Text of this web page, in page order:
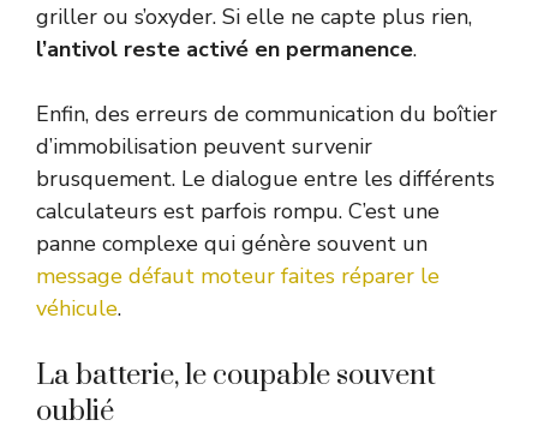
griller ou s’oxyder. Si elle ne capte plus rien,
l’antivol reste activé en permanence.
Enfin, des erreurs de communication du boîtier
d’immobilisation peuvent survenir
brusquement. Le dialogue entre les différents
calculateurs est parfois rompu. C’est une
panne complexe qui génère souvent un
message défaut moteur faites réparer le
véhicule.
La batterie, le coupable souvent
oublié